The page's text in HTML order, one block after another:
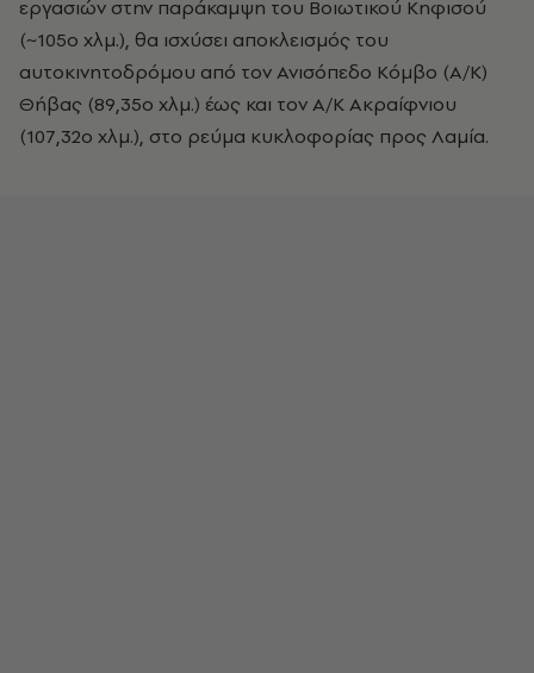
εργασιών στην παράκαμψη του Βοιωτικού Κηφισού
(~105ο χλμ.), θα ισχύσει αποκλεισμός του
αυτοκινητοδρόμου από τον Ανισόπεδο Κόμβο (Α/Κ)
Θήβας (89,35ο χλμ.) έως και τον Α/Κ Ακραίφνιου
(107,32ο χλμ.), στο ρεύμα κυκλοφορίας προς Λαμία.